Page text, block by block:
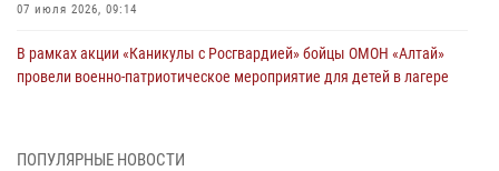
07 июля 2026, 09:14
В рамках акции «Каникулы с Росгвардией» бойцы ОМОН «Алтай»
провели военно-патриотическое мероприятие для детей в лагере
ПОПУЛЯРНЫЕ НОВОСТИ